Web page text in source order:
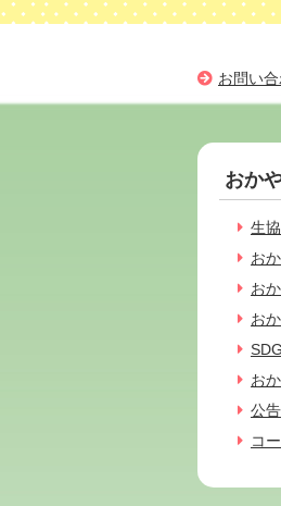
お問い
おか
生
お
お
お
お
公告
コ